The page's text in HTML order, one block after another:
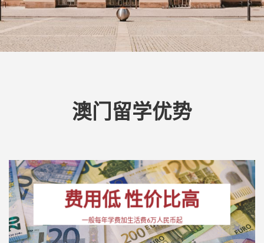
澳门留学优势
费用低 性价比高
一般每年学费加生活费6万人民币起